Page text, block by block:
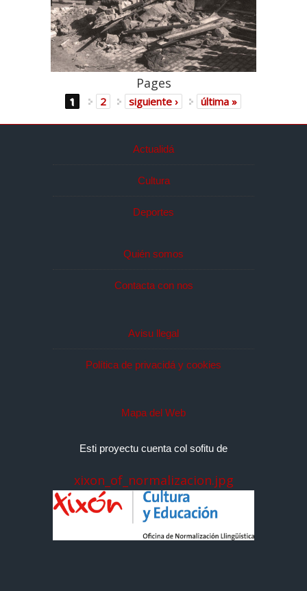
Pages
1 2 siguiente › última »
Actualidá
Cultura
Deportes
Quién somos
Contacta con nos
Avisu llegal
Política de privacidá y cookies
Mapa del Web
Esti proyectu cuenta col sofitu de
xixon_of_normalizacion.jpg